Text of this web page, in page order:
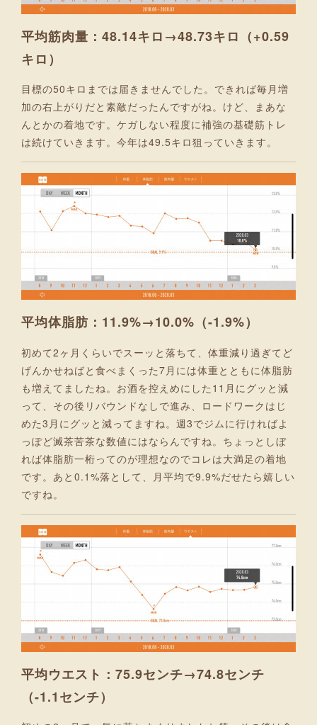
平均筋肉量：48.14キロ→48.73キロ（+0.59
キロ）
目標の50キロまでは届きませんでした。できれば毎月増
加の右上がりだと素敵だったんですがね。けど、まあな
んとかの着地です。ケガしない程度に補強の基礎筋トレ
は続けていきます。今年は49.5キロ狙っていきます。
平均体脂肪：11.9%→10.0%（-1.9%）
初めて2ヶ月くらいでスーッと落ちて、体重減り過ぎてど
げんかせねばと食べまくった7月には体重とともに体脂肪
も増えてましたね。お酒を控えめにした11月にグッと減
って、その後リバウンドなしで進み、ロードワークはじ
めた3月にグッと減ってますね。週3でジムに行ければよ
っぽど滅茶苦茶な数値にはならんですね。ちょっとしぼ
れば体脂肪一桁ってのが理想なのでコレは大満足の着地
です。あと0.1%落として、月平均で9.9%だせたら嬉しい
ですね。
平均ウエスト：75.9センチ→74.8センチ
（-1.1センチ）